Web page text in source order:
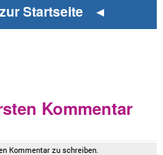
Startseite ◄
Kommentar